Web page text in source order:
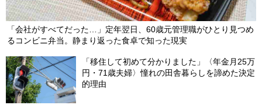
「会社がすべてだった…」定年翌日、60歳元管理職がひとり見つめ
るコンビニ弁当。静まり返った食卓で知った現実
「移住して初めて分かりました」〈年金月25万
円・71歳夫婦〉憧れの田舎暮らしを諦めた決定
的理由